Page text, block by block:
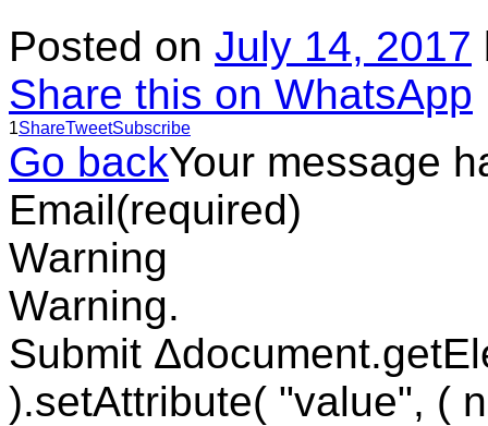
Posted on July 14, 2017
Share this on WhatsApp
1ShareTweetSubscribe
Go backYour message
Email(required)
Warning
Warning.
Submit
).setAttribute( "value", (